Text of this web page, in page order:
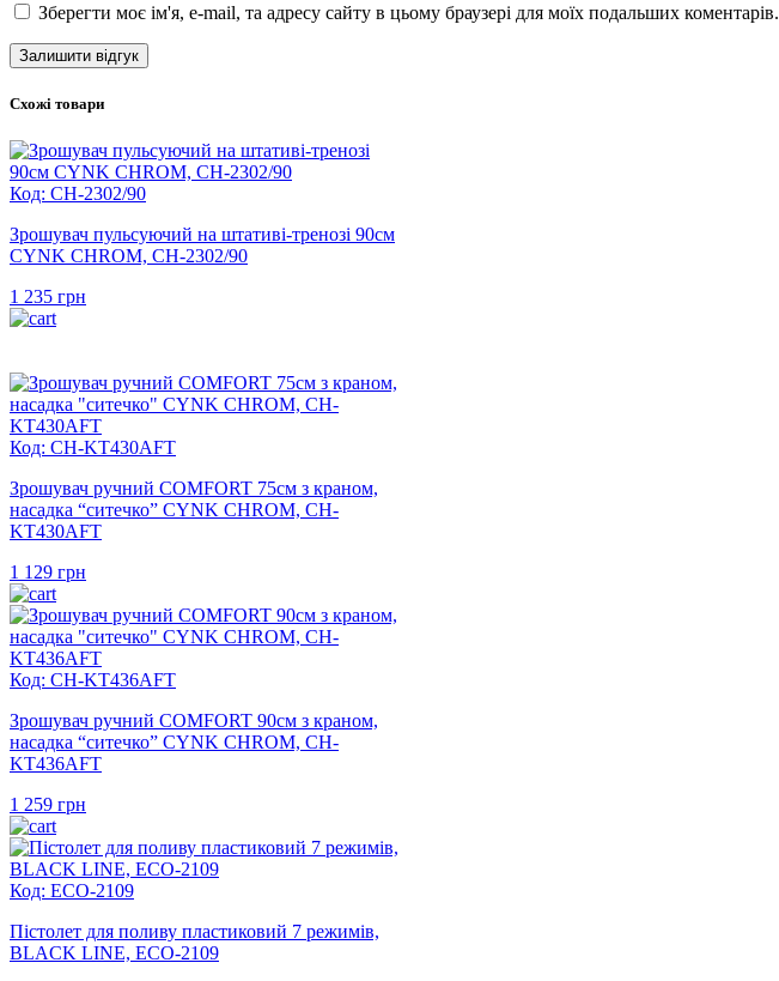
Зберегти моє ім'я, e-mail, та адресу сайту в цьому браузері для моїх подальших коментарів.
Схожі товари
Код: CH-2302/90
Зрошувач пульсуючий на штативі-тренозі 90см
CYNK CHROM, CH-2302/90
1 235 грн
Код: CH-KT430AFT
Зрошувач ручний COMFORT 75см з краном,
насадка “ситечко” CYNK CHROM, CH-
KT430AFT
1 129 грн
Код: CH-KT436AFT
Зрошувач ручний COMFORT 90см з краном,
насадка “ситечко” CYNK CHROM, CH-
KT436AFT
1 259 грн
Код: ECO-2109
Пістолет для поливу пластиковий 7 режимів,
BLACK LINE, ECO-2109